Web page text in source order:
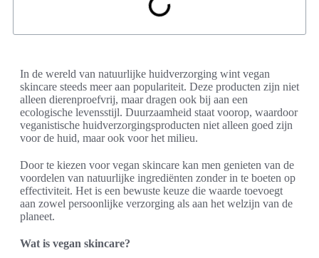
In de wereld van natuurlijke huidverzorging wint vegan
skincare steeds meer aan populariteit. Deze producten zijn niet
alleen dierenproefvrij, maar dragen ook bij aan een
ecologische levensstijl. Duurzaamheid staat voorop, waardoor
veganistische huidverzorgingsproducten niet alleen goed zijn
voor de huid, maar ook voor het milieu.
Door te kiezen voor vegan skincare kan men genieten van de
voordelen van natuurlijke ingrediënten zonder in te boeten op
effectiviteit. Het is een bewuste keuze die waarde toevoegt
aan zowel persoonlijke verzorging als aan het welzijn van de
planeet.
Wat is vegan skincare?